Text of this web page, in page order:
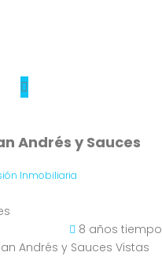
Andrés y Sauces
Inmobiliaria
8 años tiempo
Andrés y Sauces Vistas